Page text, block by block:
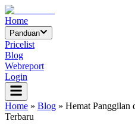
Home
Panduan
Pricelist
Blog
Webreport
Login
Home » Blog » Hemat Panggilan
Terbaru